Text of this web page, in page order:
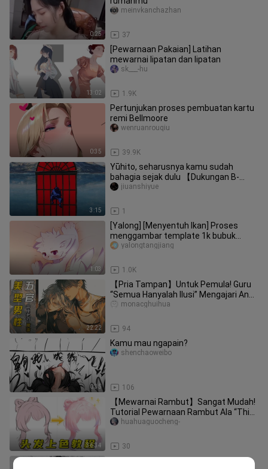
0:25 37
meinvkanchazhan
13:02
[Pewarnaan Pakaian] Latihan
mewarnai lipatan dan lipatan
1.9K
sk___-hu
0:35
Pertunjukan proses pembuatan kartu
remi Bellmoore
39.9K
wenruanrouqiu
3:15
Yūhito, seharusnya kamu sudah
bahagia sejak dulu 【Dukungan B-
Moe】
1
jiuanshiyue
1:03
[Yalong] [Menyentuh Ikan] Proses
menggambar template 1k bubuk
gratis
1.0K
yalongtangjiang
22:22
【Pria Tampan】Untuk Pemula! Guru
“Semua Hanyalah Ilusi” Mengajari Anda
Cara Menentukan Proporsi dan P
94
monacghuihua
0:35
Kamu mau ngapain?
106
shenchaoweibo
36:34
【Mewarnai Rambut】Sangat Mudah!
Tutorial Pewarnaan Rambut Ala “Thick
Painting” yang Serba Bisa, Pemul
30
huahuaguocheng-